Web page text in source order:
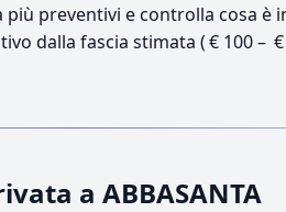
preventivi e controlla cosa è
dalla fascia stimata ( € 100 –
a ABBASANTA